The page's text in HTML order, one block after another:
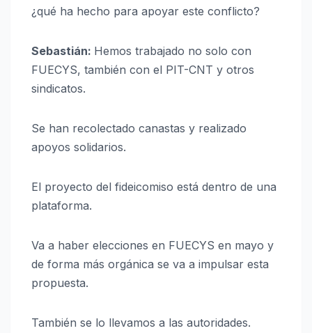
¿qué ha hecho para apoyar este conflicto?
Sebastián: Hemos trabajado no solo con
FUECYS, también con el PIT-CNT y otros
sindicatos.
Se han recolectado canastas y realizado
apoyos solidarios.
El proyecto del fideicomiso está dentro de una
plataforma.
Va a haber elecciones en FUECYS en mayo y
de forma más orgánica se va a impulsar esta
propuesta.
También se lo llevamos a las autoridades.